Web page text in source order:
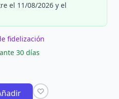
el 11/08/2026 y el
fidelización
30 días